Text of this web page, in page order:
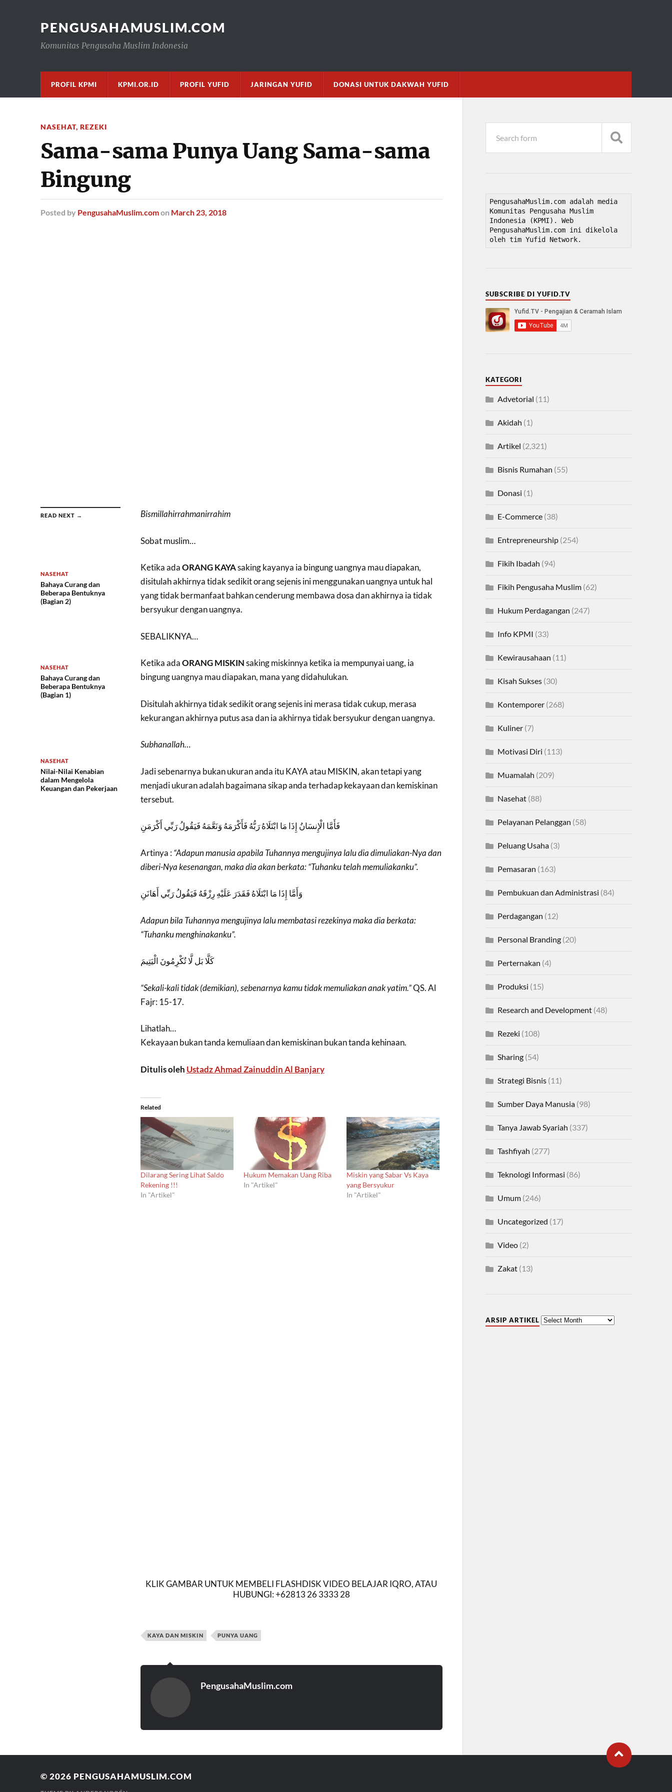
PENGUSAHAMUSLIM.COM
Komunitas Pengusaha Muslim Indonesia
PROFIL KPMI KPMI.OR.ID PROFIL YUFID JARINGAN YUFID DONASI UNTUK DAKWAH YUFID
NASEHAT, REZEKI
Sama-sama Punya Uang Sama-sama
Bingung
Posted by PengusahaMuslim.comon March 23, 2018
READ NEXT →
NASEHAT
Bahaya Curang dan
Beberapa Bentuknya
(Bagian 2)
NASEHAT
Bahaya Curang dan
Beberapa Bentuknya
(Bagian 1)
NASEHAT
Nilai-Nilai Kenabian
dalam Mengelola
Keuangan dan Pekerjaan
Bismillahirrahmanirrahim
Sobat muslim…
Ketika adaORANG KAYAsaking kayanya ia bingung uangnya mau diapakan,
disitulah akhirnya tidak sedikit orang sejenis ini menggunakan uangnya untuk hal
yang tidak bermanfaat bahkan cenderung membawa dosa dan akhirnya ia tidak
bersyukur dengan uangnya.
SEBALIKNYA…
Ketika adaORANG MISKINsaking miskinnya ketika ia mempunyai uang, ia
bingung uangnya mau diapakan, mana yang didahulukan.
Disitulah akhirnya tidak sedikit orang sejenis ini merasa tidak cukup, merasa
kekurangan akhirnya putus asa dan ia akhirnya tidak bersyukur dengan uangnya.
Subhanallah…
Jadi sebenarnya bukan ukuran anda itu KAYA atau MISKIN, akan tetapi yang
menjadi ukuran adalah bagaimana sikap anda terhadap kekayaan dan kemiskinan
tersebut.
فَأَمَّا الْإِنسَانُ إِذَا مَا ابْتَلَاهُ رَبُّهُ فَأَكْرَمَهُ وَنَعَّمَهُ فَيَقُولُ رَبِّي أَكْرَمَنِ
Artinya :“Adapun manusia apabila Tuhannya mengujinya lalu dia dimuliakan-Nya dan
diberi-Nya kesenangan, maka dia akan berkata: “Tuhanku telah memuliakanku”.
وَأَمَّا إِذَا مَا ابْتَلَاهُ فَقَدَرَ عَلَيْهِ رِزْقَهُ فَيَقُولُ رَبِّي أَهَانَنِ
Adapun bila Tuhannya mengujinya lalu membatasi rezekinya maka dia berkata:
“Tuhanku menghinakanku”.
كَلَّا بَل لَّا تُكْرِمُونَ الْيَتِيمَ
“Sekali-kali tidak (demikian), sebenarnya kamu tidak memuliakan anak yatim.”QS. Al
Fajr: 15-17.
Lihatlah…
Kekayaan bukan tanda kemuliaan dan kemiskinan bukan tanda kehinaan.
Ditulis oleh Ustadz Ahmad Zainuddin Al Banjary
Related
Dilarang Sering Lihat Saldo
Rekening !!!
In "Artikel"
Hukum Memakan Uang Riba
In "Artikel"
Miskin yang Sabar Vs Kaya
yang Bersyukur
In "Artikel"
KLIK GAMBAR UNTUK MEMBELI FLASHDISK VIDEO BELAJAR IQRO, ATAU
HUBUNGI: +62813 26 3333 28
KAYA DAN MISKIN PUNYA UANG
PengusahaMuslim.com
PengusahaMuslim.com adalah media
Komunitas Pengusaha Muslim
Indonesia (KPMI). Web
PengusahaMuslim.com ini dikelola
oleh tim Yufid Network.
SUBSCRIBE DI YUFID.TV
KATEGORI
Advetorial (11)
Akidah (1)
Artikel (2,321)
Bisnis Rumahan (55)
Donasi (1)
E-Commerce(38)
Entrepreneurship(254)
Fikih Ibadah (94)
Fikih Pengusaha Muslim(62)
Hukum Perdagangan (247)
Info KPMI (33)
Kewirausahaan (11)
Kisah Sukses(30)
Kontemporer(268)
Kuliner(7)
Motivasi Diri (113)
Muamalah (209)
Nasehat(88)
Pelayanan Pelanggan (58)
Peluang Usaha(3)
Pemasaran (163)
Pembukuan dan Administrasi (84)
Perdagangan (12)
Personal Branding(20)
Perternakan (4)
Produksi (15)
Research and Development(48)
Rezeki (108)
Sharing(54)
Strategi Bisnis(11)
Sumber Daya Manusia(98)
Tanya Jawab Syariah (337)
Tashfiyah (277)
Teknologi Informasi (86)
Umum(246)
Uncategorized (17)
Video(2)
Zakat(13)
ARSIP ARTIKEL
© 2026 PENGUSAHAMUSLIM.COM